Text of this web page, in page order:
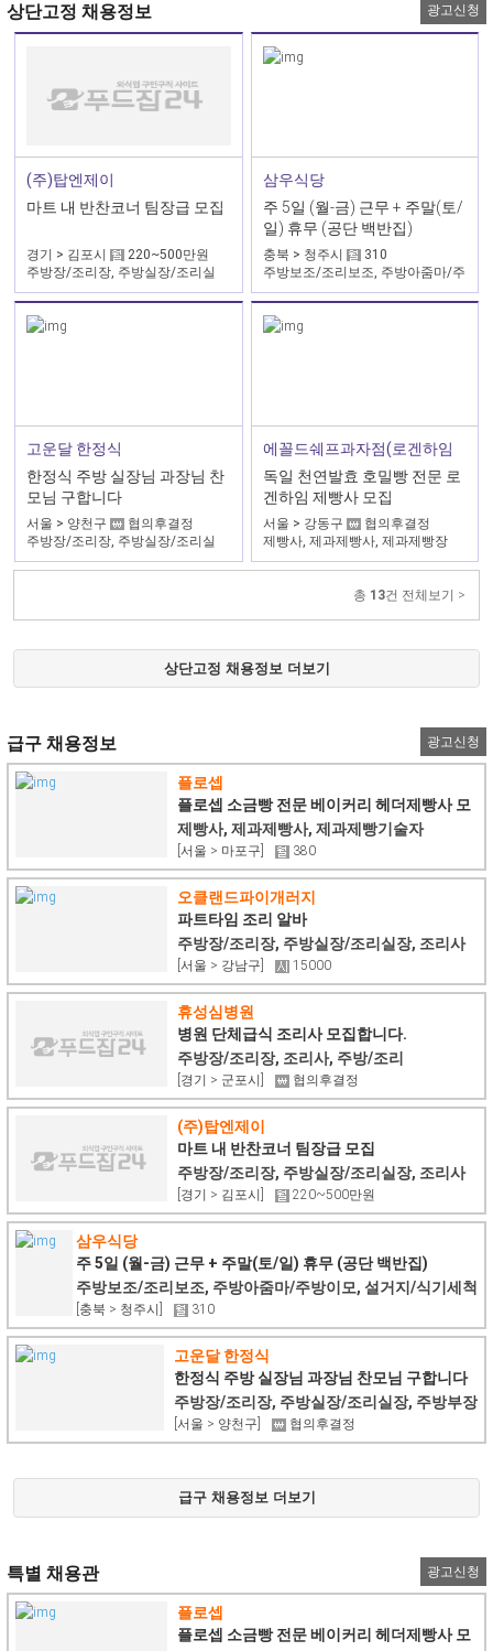
상단고정 채용정보 광고신청
(주)탑엔제이
마트 내 반찬코너 팀장급 모집
경기 > 김포시
220~500만원
주방장/조리장, 주방실장/조리실
장, 조리사
삼우식당
주 5일 (월-금) 근무 + 주말(토/
일) 휴무 (공단 백반집)
충북 > 청주시
310
주방보조/조리보조, 주방아줌마/주
방이모, 설거지/식기세척
고운달 한정식
한정식 주방 실장님 과장님 찬
모님 구합니다
서울 > 양천구
협의후결정
주방장/조리장, 주방실장/조리실
장, 주방부장
에꼴드쉐프과자점(로겐하임
점)
독일 천연발효 호밀빵 전문 로
겐하임 제빵사 모집
서울 > 강동구
협의후결정
제빵사, 제과제빵사, 제과제빵장
총 13건 전체보기 >
상단고정 채용정보 더보기
급구 채용정보 광고신청
플로셉
플로셉 소금빵 전문 베이커리 헤더제빵사 모
집
제빵사, 제과제빵사, 제과제빵기술자
[서울 > 마포구] 380
오클랜드파이개러지
파트타임 조리 알바
주방장/조리장, 주방실장/조리실장, 조리사
[서울 > 강남구] 15000
휴성심병원
병원 단체급식 조리사 모집합니다.
주방장/조리장, 조리사, 주방/조리
[경기 > 군포시] 협의후결정
(주)탑엔제이
마트 내 반찬코너 팀장급 모집
주방장/조리장, 주방실장/조리실장, 조리사
[경기 > 김포시] 220~500만원
삼우식당
주 5일 (월-금) 근무 + 주말(토/일) 휴무 (공단 백반집)
주방보조/조리보조, 주방아줌마/주방이모, 설거지/식기세척
[충북 > 청주시] 310
고운달 한정식
한정식 주방 실장님 과장님 찬모님 구합니다
주방장/조리장, 주방실장/조리실장, 주방부장
[서울 > 양천구] 협의후결정
급구 채용정보 더보기
특별 채용관 광고신청
플로셉
플로셉 소금빵 전문 베이커리 헤더제빵사 모